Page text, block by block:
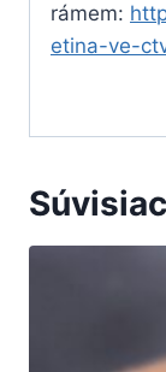
rámem:
etina-ve-